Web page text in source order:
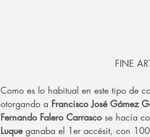
FINE
Como es lo habitual en este tipo de
otorgando a Francisco José Gámez
Fernando Falero Carrasco se hacía
Luque ganaba el 1er accésit, con